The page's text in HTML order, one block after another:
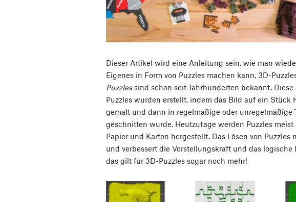
Dieser Artikel wird eine Anleitung sein, wie man
Eigenes in Form von Puzzles machen kann, 3D-
Puzzlessind schon seit Jahrhunderten bekannt. Diese
Puzzles wurden erstellt, indem das Bild auf ein Stück
gemalt und dann in regelmäßige oder unregelmäßige
geschnitten wurde. Heutzutage werden Puzzles meist
Papier und Karton hergestellt. Das Lösen von Puzzles
und verbessert die Vorstellungskraft und das logische
das gilt für 3D-Puzzles sogar noch mehr!